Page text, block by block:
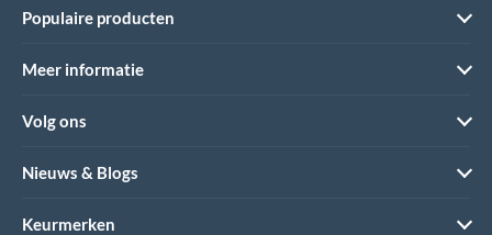
Populaire producten
Meer informatie
Volg ons
Nieuws & Blogs
Keurmerken